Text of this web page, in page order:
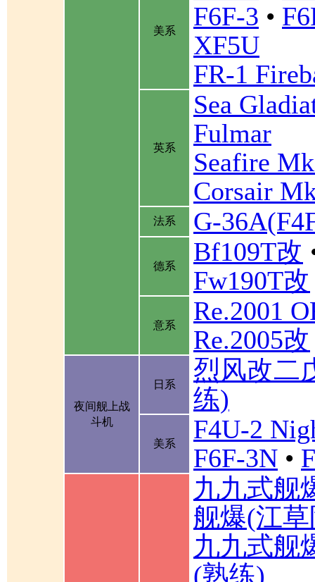
美系
F6F-3 •
XF5U
FR-1
英系
Sea
Fulmar
Seafire
Corsair
法系 G-
德系 Bf109T改
Fw190T改
意系
Re.2001
Re.2005改
夜间舰上战
斗机
日系
烈风改二
练)
美系
F4U-2
F6F-3N •
九九式舰
舰爆(江
九九式舰
(熟练)